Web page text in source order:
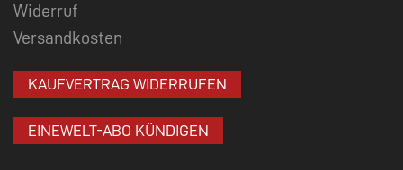
Widerruf
Versandkosten
KAUFVERTRAG WIDERRUFEN
EINEWELT-ABO KÜNDIGEN